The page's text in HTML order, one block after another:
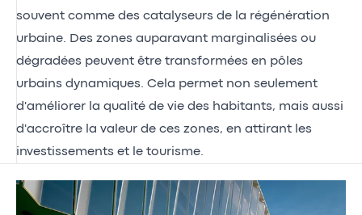
souvent comme des catalyseurs de la régénération
urbaine. Des zones auparavant marginalisées ou
dégradées peuvent être transformées en pôles
urbains dynamiques. Cela permet non seulement
d'améliorer la qualité de vie des habitants, mais aussi
d'accroître la valeur de ces zones, en attirant les
investissements et le tourisme.